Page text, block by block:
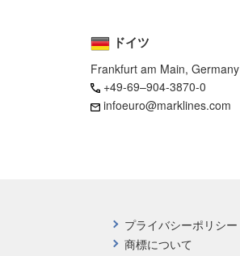
ドイツ
Frankfurt am Main, Germany
+49-69–904-3870-0
infoeuro@marklines.com
プライバシーポリシー
商標について